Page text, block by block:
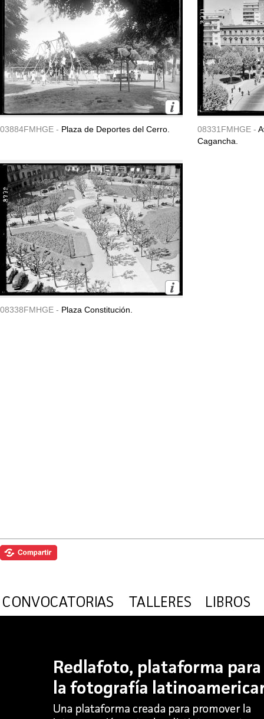
03884FMHGE - Plaza de Deportes del Cerro. 08331FMHGE -
Cagancha.
08338FMHGE - Plaza Constitución.